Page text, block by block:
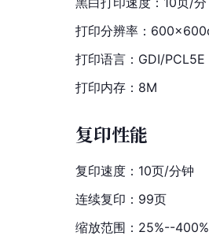
打印分辨率：
打印语言：GDI/PCL5E
打印内存：8M
复印性能
复印速度：10页/分钟
连续复印：99页
缩放范围：25%--